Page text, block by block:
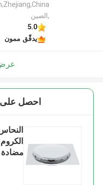
,الصين
5.0
يدقّق ممون
احصل
مضادة